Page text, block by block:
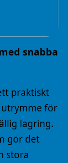
snabba
praktiskt
för
lagring.
gör det
stora